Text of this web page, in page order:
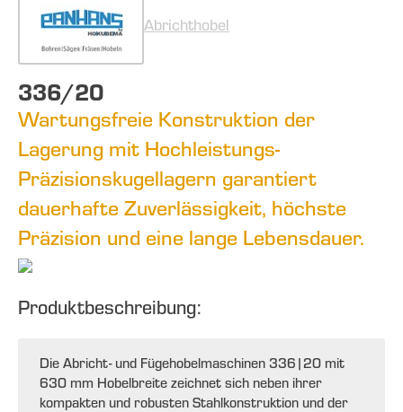
Abrichthobel
336/20
Wartungsfreie Konstruktion der
Lagerung mit Hochleistungs-
Präzisionskugellagern garantiert
dauerhafte Zuverlässigkeit, höchste
Präzision und eine lange Lebensdauer.
Produktbeschreibung:
Die Abricht- und Fügehobelmaschinen 336|20 mit
630 mm Hobelbreite zeichnet sich neben ihrer
kompakten und robusten Stahlkonstruktion und der